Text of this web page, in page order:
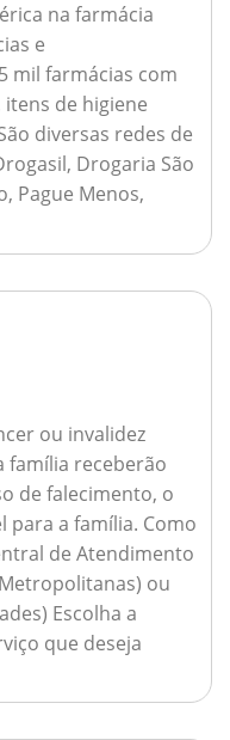
na farmácia
e
mil farmácias com
de higiene
diversas redes de
Drogaria São
Pague Menos,
ou invalidez
família receberão
de falecimento, o
para a família. Como
de Atendimento
ou
Escolha a
que deseja